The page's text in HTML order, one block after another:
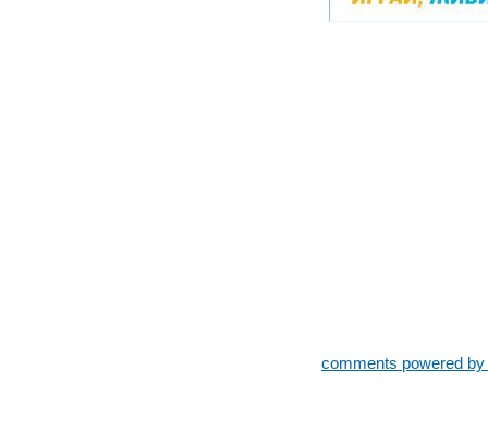
comments powered